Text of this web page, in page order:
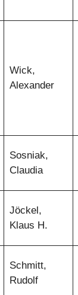
Wick,
Alexander
Sosniak,
Claudia
Jöckel,
Klaus H.
Schmitt,
Rudolf